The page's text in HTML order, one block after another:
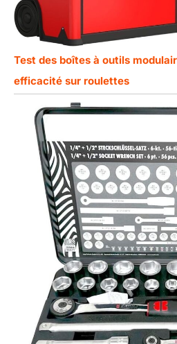
Test des boîtes à outils
efficacité sur roulettes